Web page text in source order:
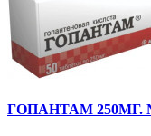
ГОПАНТАМ